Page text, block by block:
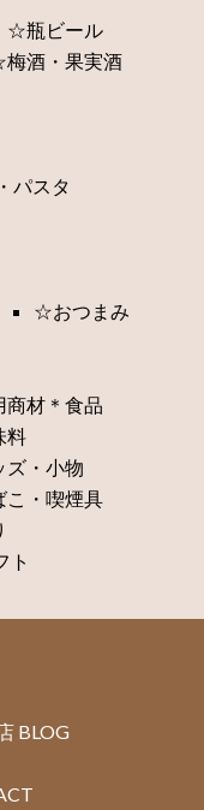
☆瓶ビール
酒・果実酒
パスタ
☆おつまみ
材＊食品
料
・小物
・喫煙具
ト
BLOG